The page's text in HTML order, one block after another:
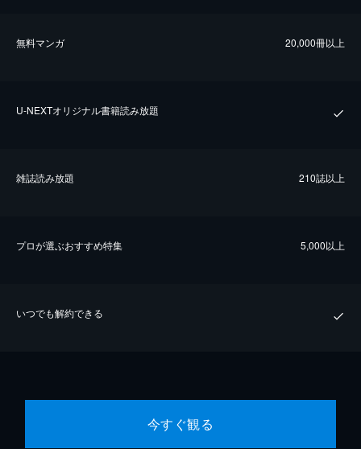
無料マンガ 20,000冊以上
U-NEXTオリジナル書籍読み放題
雑誌読み放題 210誌以上
プロが選ぶおすすめ特集 5,000以上
いつでも解約できる
今すぐ観る